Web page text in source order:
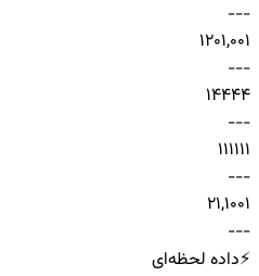
-
-
-
1201,001
-
-
-
14444
-
-
-
111111
-
-
-
21,1001
-
-
-
⚡داده لحظه‌ای